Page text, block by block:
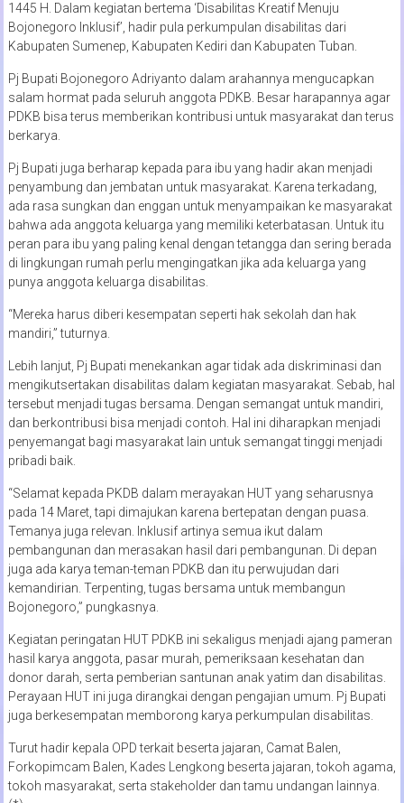
1445 H. Dalam kegiatan bertema ‘Disabilitas Kreatif Menuju
Bojonegoro Inklusif’, hadir pula perkumpulan disabilitas dari
Kabupaten Sumenep, Kabupaten Kediri dan Kabupaten Tuban.
Pj Bupati Bojonegoro Adriyanto dalam arahannya mengucapkan
salam hormat pada seluruh anggota PDKB. Besar harapannya agar
PDKB bisa terus memberikan kontribusi untuk masyarakat dan terus
berkarya.
Pj Bupati juga berharap kepada para ibu yang hadir akan menjadi
penyambung dan jembatan untuk masyarakat. Karena terkadang,
ada rasa sungkan dan enggan untuk menyampaikan ke masyarakat
bahwa ada anggota keluarga yang memiliki keterbatasan. Untuk itu
peran para ibu yang paling kenal dengan tetangga dan sering berada
di lingkungan rumah perlu mengingatkan jika ada keluarga yang
punya anggota keluarga disabilitas.
“Mereka harus diberi kesempatan seperti hak sekolah dan hak
mandiri,” tuturnya.
Lebih lanjut, Pj Bupati menekankan agar tidak ada diskriminasi dan
mengikutsertakan disabilitas dalam kegiatan masyarakat. Sebab, hal
tersebut menjadi tugas bersama. Dengan semangat untuk mandiri,
dan berkontribusi bisa menjadi contoh. Hal ini diharapkan menjadi
penyemangat bagi masyarakat lain untuk semangat tinggi menjadi
pribadi baik.
“Selamat kepada PKDB dalam merayakan HUT yang seharusnya
pada 14 Maret, tapi dimajukan karena bertepatan dengan puasa.
Temanya juga relevan. Inklusif artinya semua ikut dalam
pembangunan dan merasakan hasil dari pembangunan. Di depan
juga ada karya teman-teman PDKB dan itu perwujudan dari
kemandirian. Terpenting, tugas bersama untuk membangun
Bojonegoro,” pungkasnya.
Kegiatan peringatan HUT PDKB ini sekaligus menjadi ajang pameran
hasil karya anggota, pasar murah, pemeriksaan kesehatan dan
donor darah, serta pemberian santunan anak yatim dan disabilitas.
Perayaan HUT ini juga dirangkai dengan pengajian umum. Pj Bupati
juga berkesempatan memborong karya perkumpulan disabilitas.
Turut hadir kepala OPD terkait beserta jajaran, Camat Balen,
Forkopimcam Balen, Kades Lengkong beserta jajaran, tokoh agama,
tokoh masyarakat, serta stakeholder dan tamu undangan lainnya.